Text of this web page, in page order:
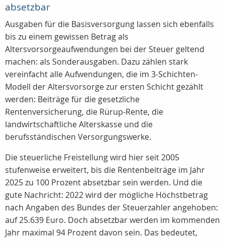
absetzbar
Ausgaben für die Basisversorgung lassen sich ebenfalls
bis zu einem gewissen Betrag als
Altersvorsorgeaufwendungen bei der Steuer geltend
machen: als Sonderausgaben. Dazu zählen stark
vereinfacht alle Aufwendungen, die im 3-Schichten-
Modell der Altersvorsorge zur ersten Schicht gezählt
werden: Beiträge für die gesetzliche
Rentenversicherung, die Rürup-Rente, die
landwirtschaftliche Alterskasse und die
berufsständischen Versorgungswerke.
Die steuerliche Freistellung wird hier seit 2005
stufenweise erweitert, bis die Rentenbeiträge im Jahr
2025 zu 100 Prozent absetzbar sein werden. Und die
gute Nachricht: 2022 wird der mögliche Höchstbetrag
nach Angaben des Bundes der Steuerzahler angehoben:
auf 25.639 Euro. Doch absetzbar werden im kommenden
Jahr maximal 94 Prozent davon sein. Das bedeutet,